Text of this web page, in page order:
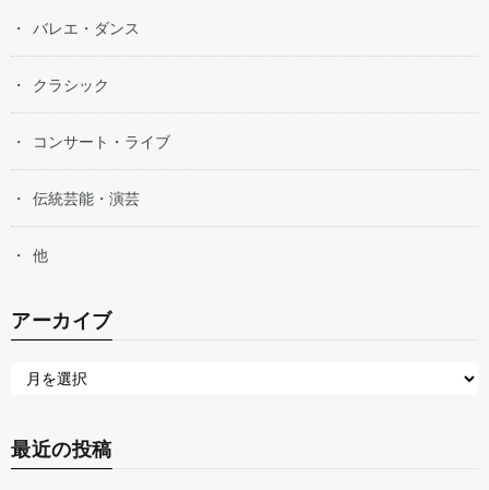
バレエ・ダンス
クラシック
コンサート・ライブ
伝統芸能・演芸
他
アーカイブ
最近の投稿